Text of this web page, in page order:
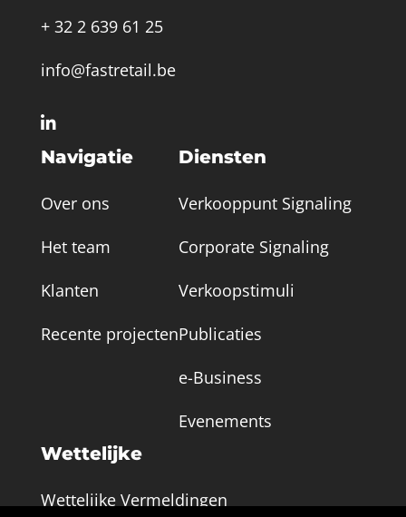
+ 32 2 639 61 25
info@fastretail.be

Navigatie
Over ons
Het team
Klanten
Recente projecten
Diensten
Verkooppunt Signaling
Corporate Signaling
Verkoopstimuli
Publicaties
e-Business
Evenements
Wettelijke
Wettelijke Vermeldingen